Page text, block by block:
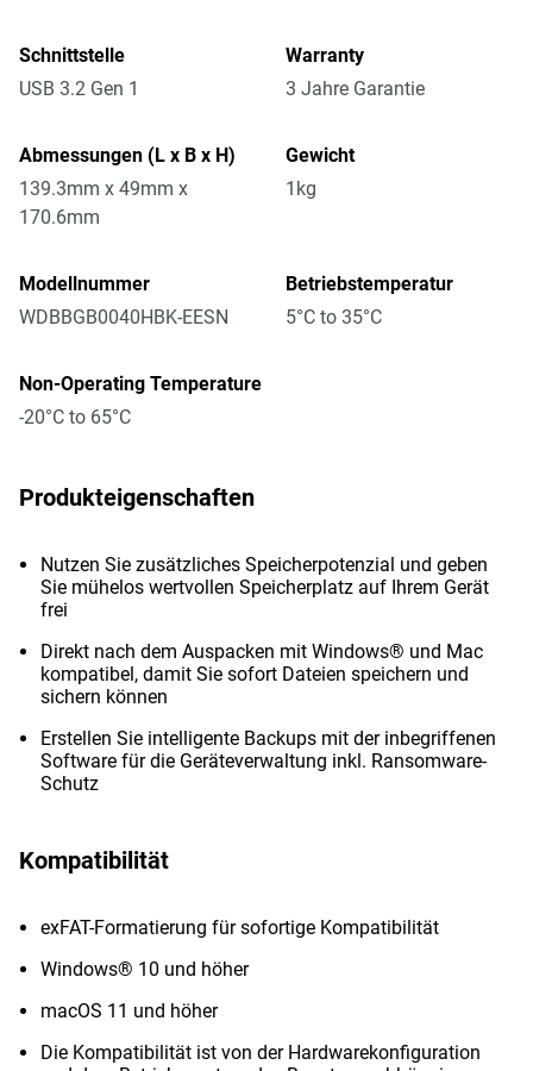
Schnittstelle
USB 3.2 Gen 1
Warranty
3 Jahre Garantie
Abmessungen (L x B x H)
139.3mm x 49mm x
170.6mm
Gewicht
1kg
Modellnummer
WDBBGB0040HBK-EESN
Betriebstemperatur
5°C to 35°C
Non-Operating Temperature
-20°C to 65°C
Produkteigenschaften
Nutzen Sie zusätzliches Speicherpotenzial und geben
Sie mühelos wertvollen Speicherplatz auf Ihrem Gerät
frei
Direkt nach dem Auspacken mit Windows® und Mac
kompatibel, damit Sie sofort Dateien speichern und
sichern können
Erstellen Sie intelligente Backups mit der inbegriffenen
Software für die Geräteverwaltung inkl. Ransomware-
Schutz
Kompatibilität
exFAT-Formatierung für sofortige Kompatibilität
Windows® 10 und höher
macOS 11 und höher
Die Kompatibilität ist von der Hardwarekonfiguration